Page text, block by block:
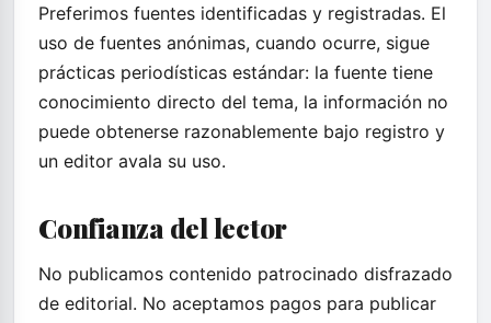
Preferimos fuentes identificadas y registradas. El
uso de fuentes anónimas, cuando ocurre, sigue
prácticas periodísticas estándar: la fuente tiene
conocimiento directo del tema, la información no
puede obtenerse razonablemente bajo registro y
un editor avala su uso.
Confianza del lector
No publicamos contenido patrocinado disfrazado
de editorial. No aceptamos pagos para publicar